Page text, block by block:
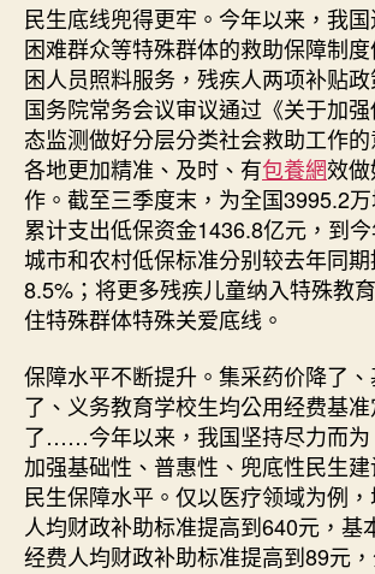
民生底线兜得更牢。今年以来，我
困难群众等特殊群体的救助保障制
困人员照料服务，残疾人两项补贴政
国务院常务会议审议通过《关于加
态监测做好分层分类社会救助工作
各地更加精准、及时、有包養網效
作。截至三季度末，为全国3995.2
累计支出低保资金1436.8亿元，到
城市和农村低保标准分别较去年同期
8.5%；将更多残疾儿童纳入特殊教
住特殊群体特殊关爱底线。
保障水平不断提升。集采药价降了
了、义务教育学校生均公用经费基
了……今年以来，我国坚持尽力而为
加强基础性、普惠性、兜底性民生
民生保障水平。仅以医疗领域为例
人均财政补助标准提高到640元，基
经费人均财政补助标准提高到89元